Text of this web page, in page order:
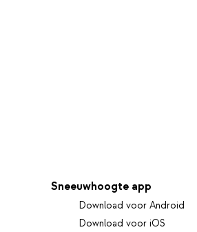
Sneeuwhoogte app
Download voor Android
Download voor iOS